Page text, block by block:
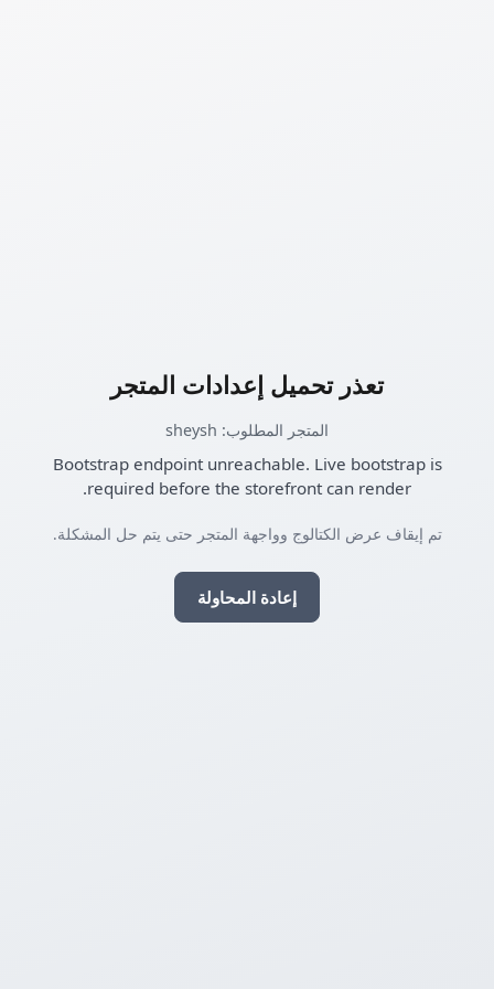
تعذر تحميل إعدادات المتجر
المتجر المطلوب: sheysh
Bootstrap endpoint unreachable. Live bootstrap is
required before the storefront can render.
تم إيقاف عرض الكتالوج وواجهة المتجر حتى يتم حل المشكلة.
إعادة المحاولة